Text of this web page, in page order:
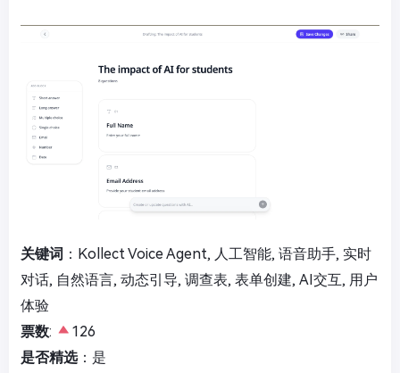
关键词 ：Kollect Voice Agent, 人工智能, 语音助手, 实时
对话, 自然语言, 动态引导, 调查表, 表单创建, AI交互, 用户
体验
票数:
126
是否精选：是